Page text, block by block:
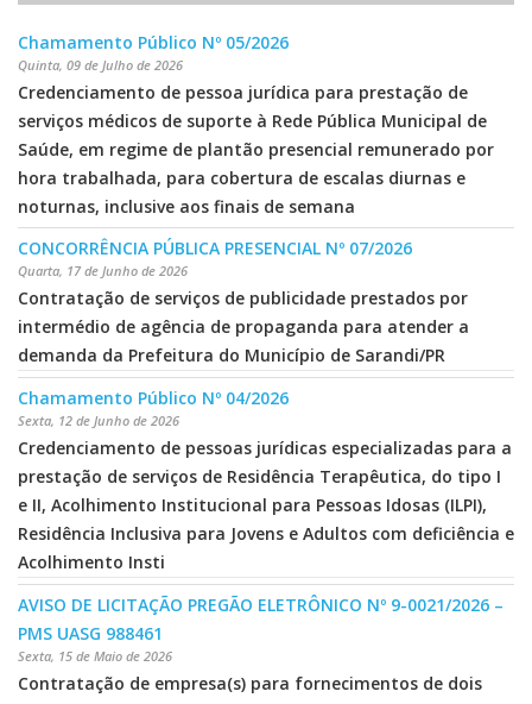
Chamamento Público Nº 05/2026
Quinta, 09 de Julho de 2026
Credenciamento de pessoa jurídica para prestação de
serviços médicos de suporte à Rede Pública Municipal de
Saúde, em regime de plantão presencial remunerado por
hora trabalhada, para cobertura de escalas diurnas e
noturnas, inclusive aos finais de semana
CONCORRÊNCIA PÚBLICA PRESENCIAL Nº 07/2026
Quarta, 17 de Junho de 2026
Contratação de serviços de publicidade prestados por
intermédio de agência de propaganda para atender a
demanda da Prefeitura do Município de Sarandi/PR
Chamamento Público Nº 04/2026
Sexta, 12 de Junho de 2026
Credenciamento de pessoas jurídicas especializadas para a
prestação de serviços de Residência Terapêutica, do tipo I
e II, Acolhimento Institucional para Pessoas Idosas (ILPI),
Residência Inclusiva para Jovens e Adultos com deficiência e
Acolhimento Insti
AVISO DE LICITAÇÃO PREGÃO ELETRÔNICO Nº 9-0021/2026 –
PMS UASG 988461
Sexta, 15 de Maio de 2026
Contratação de empresa(s) para fornecimentos de dois